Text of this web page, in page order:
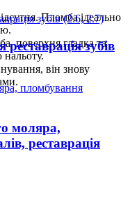
Пломба ідеально
поверхня гладка та
він знову
зубів
моляра,
реставрація